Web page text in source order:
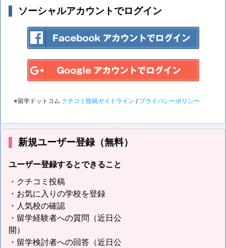
ソーシャルアカウントでログイン
※留学ドットコム クチコミ投稿ガイドライン / プライバシーポリシー
新規ユーザー登録（無料）
ユーザー登録するとできること
・クチコミ投稿
・お気に入りの学校を登録
・人気校の確認
・留学経験者への質問（近日公
開）
・留学検討者への回答（近日公